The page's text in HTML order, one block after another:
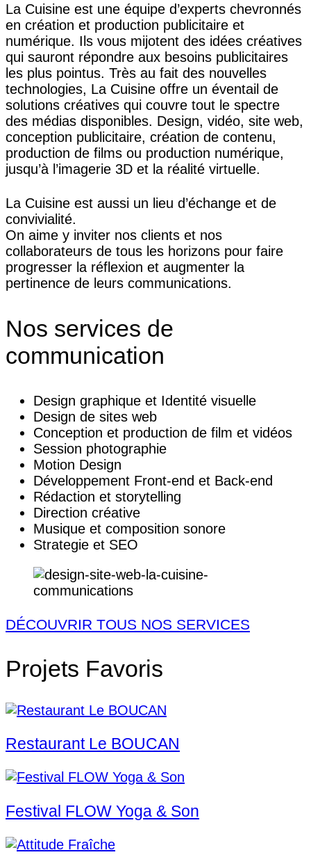
La Cuisine est une équipe d’experts chevronnés
en création et production publicitaire et
numérique. Ils vous mijotent des idées créatives
qui sauront répondre aux besoins publicitaires
les plus pointus. Très au fait des nouvelles
technologies, La Cuisine offre un éventail de
solutions créatives qui couvre tout le spectre
des médias disponibles. Design, vidéo, site web,
conception publicitaire, création de contenu,
production de films ou production numérique,
jusqu’à l’imagerie 3D et la réalité virtuelle.
La Cuisine est aussi un lieu d’échange et de
convivialité.
On aime y inviter nos clients et nos
collaborateurs de tous les horizons pour faire
progresser la réflexion et augmenter la
pertinence de leurs communications.
Nos services de
communication
Design graphique et Identité visuelle
Design de sites web
Conception et production de film et vidéos
Session photographie
Motion Design
Développement Front-end et Back-end
Rédaction et storytelling
Direction créative
Musique et composition sonore
Strategie et SEO
DÉCOUVRIR TOUS NOS SERVICES
Projets Favoris
Restaurant Le BOUCAN
Festival FLOW Yoga & Son